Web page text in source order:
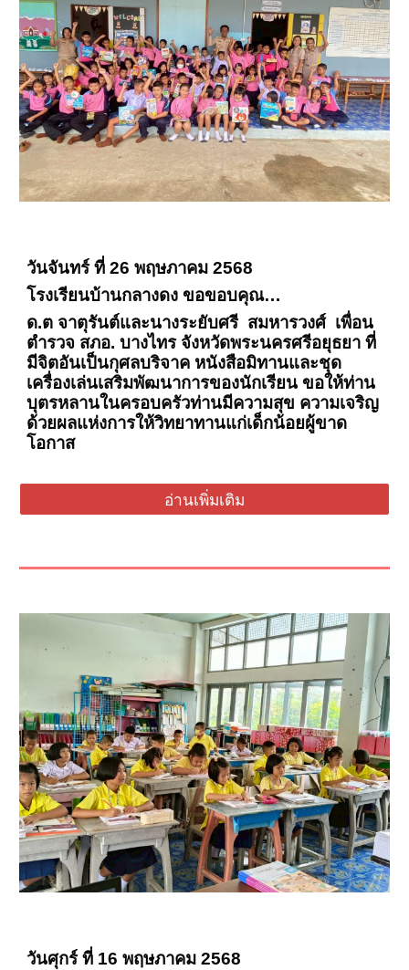
วันจันทร์ ที่ 26 พฤษภาคม 2568
โรงเรียนบ้านกลางดง ขอขอบคุณ…
ด.ต จาตุรันต์และนางระยับศรี สมหารวงศ์ เพื่อน
ตำรวจ สภอ. บางไทร จังหวัดพระนครศรีอยุธยา ที่
มีจิตอันเป็นกุศลบริจาค หนังสือมิทานและชุด
เครื่องเล่นเสริมพัฒนาการของนักเรียน ขอให้ท่าน
บุตรหลานในครอบครัวท่านมีความสุข ความเจริญ
ด้วยผลแห่งการให้วิทยาทานแก่เด็กน้อยผู้ขาด
โอกาส
อ่านเพิ่มเติม
วันศุกร์ ที่ 16 พฤษภาคม 2568